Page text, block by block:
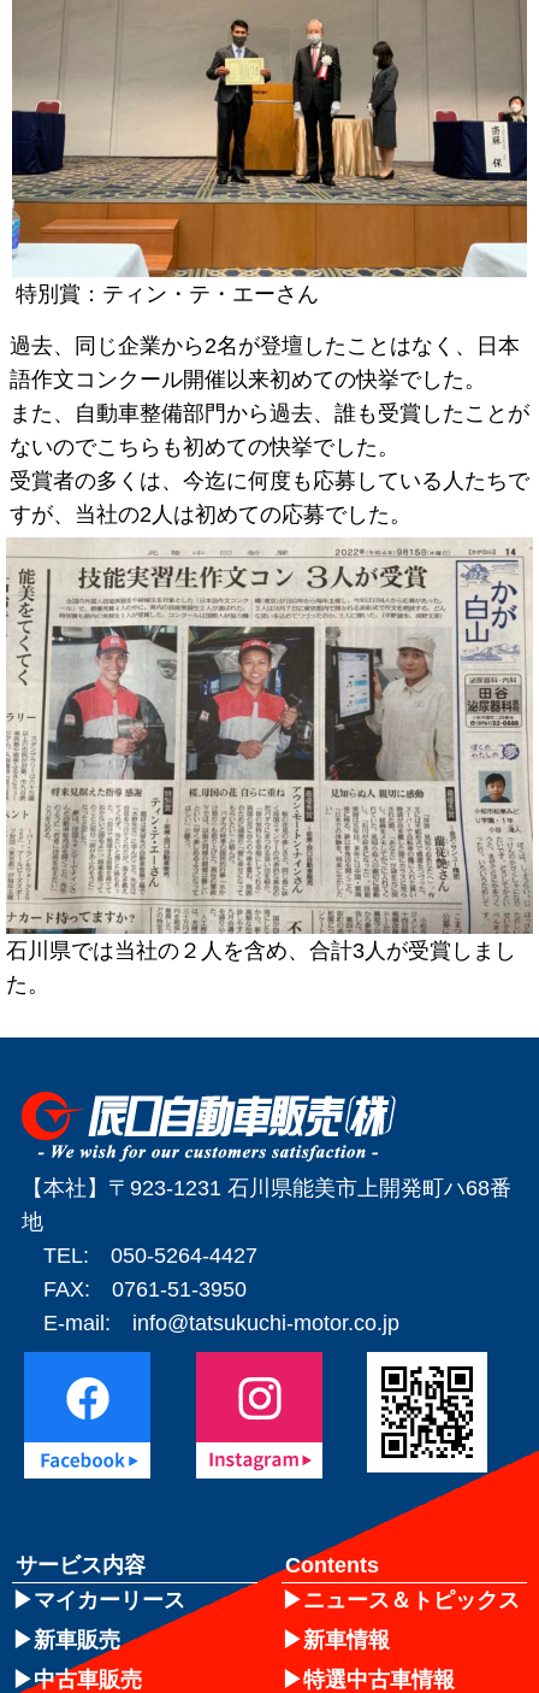
特別賞：ティン・テ・エーさん
過去、同じ企業から2名が登壇したことはなく、日本
語作文コンクール開催以来初めての快挙でした。
また、自動車整備部門から過去、誰も受賞したことが
ないのでこちらも初めての快挙でした。
受賞者の多くは、今迄に何度も応募している人たちで
すが、当社の2人は初めての応募でした。
石川県では当社の２人を含め、合計3人が受賞しまし
た。
【本社】〒923-1231 石川県能美市上開発町ハ68番
地
TEL: 050-5264-4427
FAX: 0761-51-3950
E-mail: info@tatsukuchi-motor.co.jp
サービス内容
マイカーリース
新車販売
中古車販売
Contents
ニュース＆トピックス
新車情報
特選中古車情報